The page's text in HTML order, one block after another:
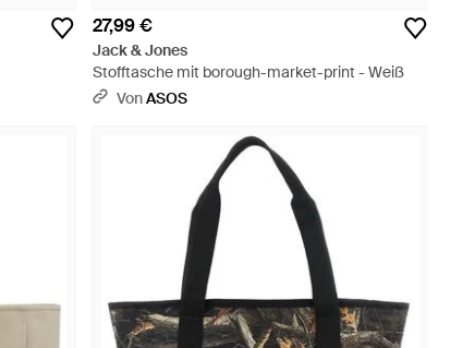
27,99 €
Jack & Jones
Stofftasche mit borough-market-print - Weiß
VonASOS